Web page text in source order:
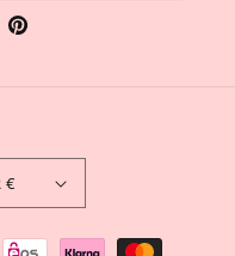
Pinterest
Canada | EUR €